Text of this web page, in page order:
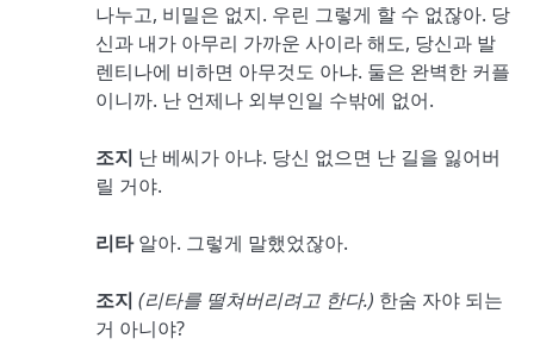
나누고, 비밀은 없지. 우린 그렇게 할 수 없잖아. 당
신과 내가 아무리 가까운 사이라 해도, 당신과 발
렌티나에 비하면 아무것도 아냐. 둘은 완벽한 커플
이니까. 난 언제나 외부인일 수밖에 없어.
조지 난 베씨가 아냐. 당신 없으면 난 길을 잃어버
릴 거야.
리타알아. 그렇게 말했었잖아.
조지 (리타를 떨쳐버리려고 한다.) 한숨 자야 되는
거 아니야?